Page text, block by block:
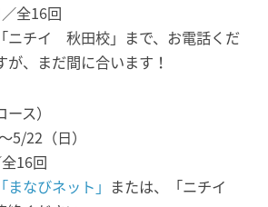
全16回
ニチイ 秋田校」まで、お電話くだ
、まだ間に合います！
ス）
5/22（日）
16回
「まなびネット」 または、「ニチイ